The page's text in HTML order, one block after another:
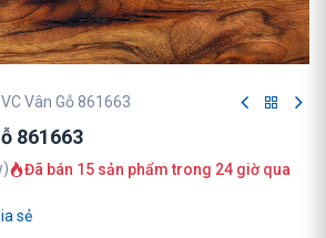
Vân Gỗ 861663
861663
Đã bán 15 sản phẩm trong 24 giờ qua
sẻ